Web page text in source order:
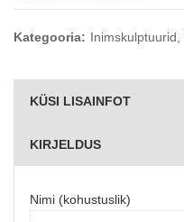
Kategooria: Inimskulptuurid,
KÜSI LISAINFOT
KIRJELDUS
Nimi (kohustuslik)